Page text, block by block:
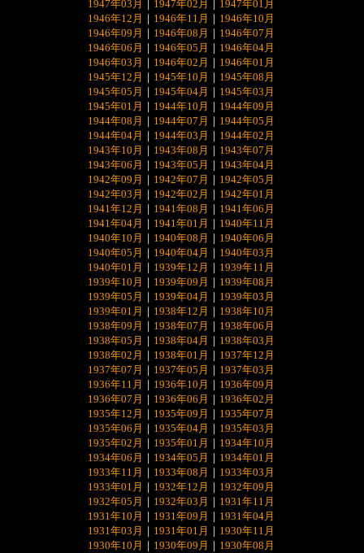
1947年03月 1947年02月
1947年01月
1946年12月 ｜ 1946年11月 ｜ 1946年10月
1946年09月 ｜ 1946年08月 ｜ 1946年07月
1946年06月 ｜ 1946年05月 ｜ 1946年04月
1946年03月 ｜ 1946年02月 ｜ 1946年01月
1945年12月 ｜ 1945年10月 ｜ 1945年08月
1945年05月 ｜ 1945年04月 ｜ 1945年03月
1945年01月 ｜ 1944年10月 ｜ 1944年09月
1944年08月 ｜ 1944年07月 ｜ 1944年05月
1944年04月 ｜ 1944年03月 ｜ 1944年02月
1943年10月 ｜ 1943年08月 ｜ 1943年07月
1943年06月 ｜ 1943年05月 ｜ 1943年04月
1942年09月 ｜ 1942年07月 ｜ 1942年05月
1942年03月 ｜ 1942年02月 ｜ 1942年01月
1941年12月 ｜ 1941年08月 ｜ 1941年06月
1941年04月 ｜ 1941年01月 ｜ 1940年11月
1940年10月 ｜ 1940年08月 ｜ 1940年06月
1940年05月 ｜ 1940年04月 ｜ 1940年03月
1940年01月 ｜ 1939年12月 ｜ 1939年11月
1939年10月 ｜ 1939年09月 ｜ 1939年08月
1939年05月 ｜ 1939年04月 ｜ 1939年03月
1939年01月 ｜ 1938年12月 ｜ 1938年10月
1938年09月 ｜ 1938年07月 ｜ 1938年06月
1938年05月 ｜ 1938年04月 ｜ 1938年03月
1938年02月 ｜ 1938年01月 ｜ 1937年12月
1937年07月 ｜ 1937年05月 ｜ 1937年03月
1936年11月 ｜ 1936年10月 ｜ 1936年09月
1936年07月 ｜ 1936年06月 ｜ 1936年02月
1935年12月 ｜ 1935年09月 ｜ 1935年07月
1935年06月 ｜ 1935年04月 ｜ 1935年03月
1935年02月 ｜ 1935年01月 ｜ 1934年10月
1934年06月 ｜ 1934年05月 ｜ 1934年01月
1933年11月 ｜ 1933年08月 ｜ 1933年03月
1933年01月 ｜ 1932年12月 ｜ 1932年09月
1932年05月 ｜ 1932年03月 ｜ 1931年11月
1931年10月 ｜ 1931年09月 ｜ 1931年04月
1931年03月 ｜ 1931年01月 ｜ 1930年11月
1930年10月 ｜ 1930年09月 ｜ 1930年08月